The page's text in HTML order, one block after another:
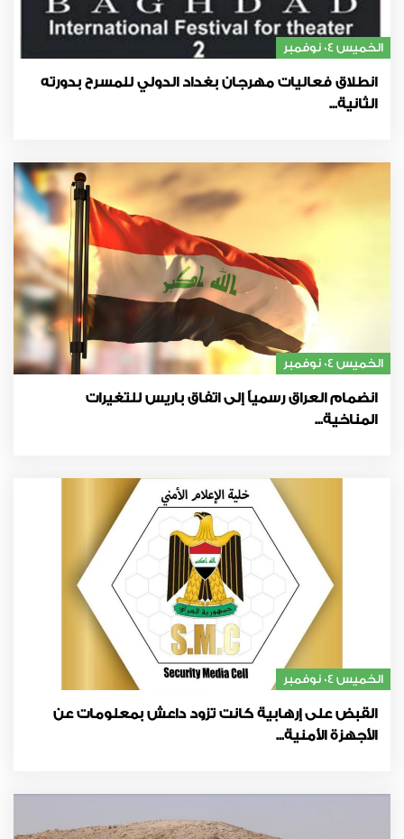
الخميس 04 نوفمبر
انطلاق فعاليات مهرجان بغداد الدولي للمسرح بدورته
الثانية...
الخميس 04 نوفمبر
انضمام العراق رسمياً إلى اتفاق باريس للتغيرات
المناخية...
الخميس 04 نوفمبر
القبض على إرهابية كانت تزود داعش بمعلومات عن
الأجهزة الأمنية...